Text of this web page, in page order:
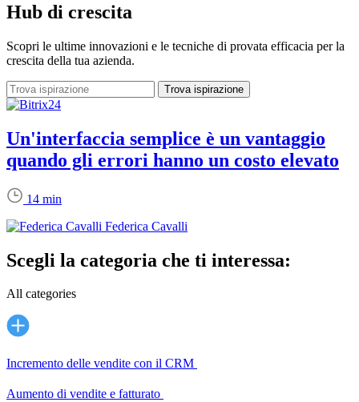
Hub di crescita
Scopri le ultime innovazioni e le tecniche di provata efficacia per la
crescita della tua azienda.
Un'interfaccia semplice è un vantaggio
quando gli errori hanno un costo elevato
14 min
Federica Cavalli
Scegli la categoria che ti interessa:
All categories
Incremento delle vendite con il CRM
Aumento di vendite e fatturato